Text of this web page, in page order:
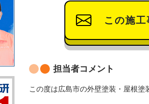
この施
担当者コメント
この度は広島市の外壁塗装・屋根